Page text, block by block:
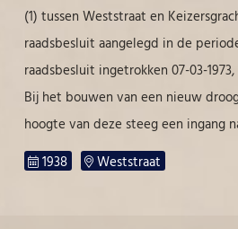
(1) tussen Weststraat en
raadsbesluit aangelegd in de
raadsbesluit ingetrokken 07-03-1973,
Bij het bouwen van een nieuw
hoogte van deze steeg een ingang
1938
Weststraat